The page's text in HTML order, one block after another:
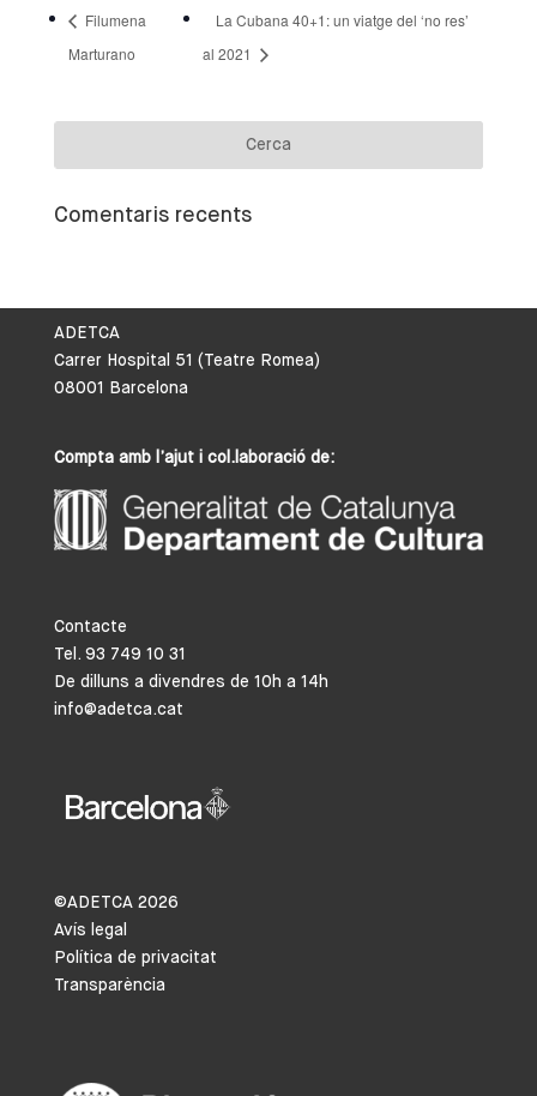
Filumena
Marturano
La Cubana 40+1: un viatge del ‘no res’
al 2021
Comentaris recents
ADETCA
Carrer Hospital 51 (Teatre Romea)
08001 Barcelona
Compta amb l’ajut i col.laboració de:
Contacte
Tel. 93 749 10 31
De dilluns a divendres de 10h a 14h
info@adetca.cat
©ADETCA 2026
Avís legal
Política de privacitat
Transparència